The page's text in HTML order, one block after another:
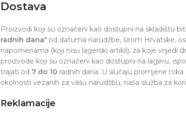
Dostava
Proizvodi koji su označeni kao dostupni na skladištu
radnih dana* od datuma narudžbe, širom Hrvatske,
napomenama (koji nisu lagerski artikli), za koje vrijedi
proizvode koji su označeni kao dostupni na lageru,
trajati od 7 do 10 radnih dana. U slučaju promjene
okolnosti vezanih za vašu narudžbu, naša služba za
Reklamacije